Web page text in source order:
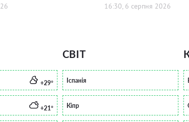
16:30, 6 серпня 2026
+29°
+21°
СВІТ
Іспанія
Кіпр